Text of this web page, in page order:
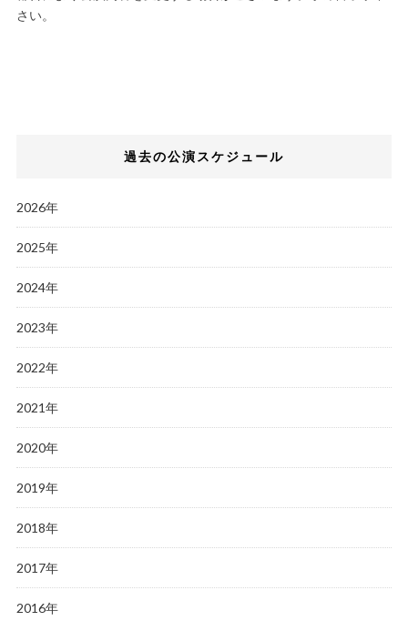
さい。
過去の公演スケジュール
2026年
2025年
2024年
2023年
2022年
2021年
2020年
2019年
2018年
2017年
2016年